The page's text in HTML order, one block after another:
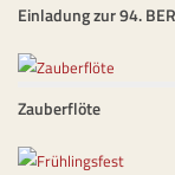
Einladung zur 94.
Zauberflöte